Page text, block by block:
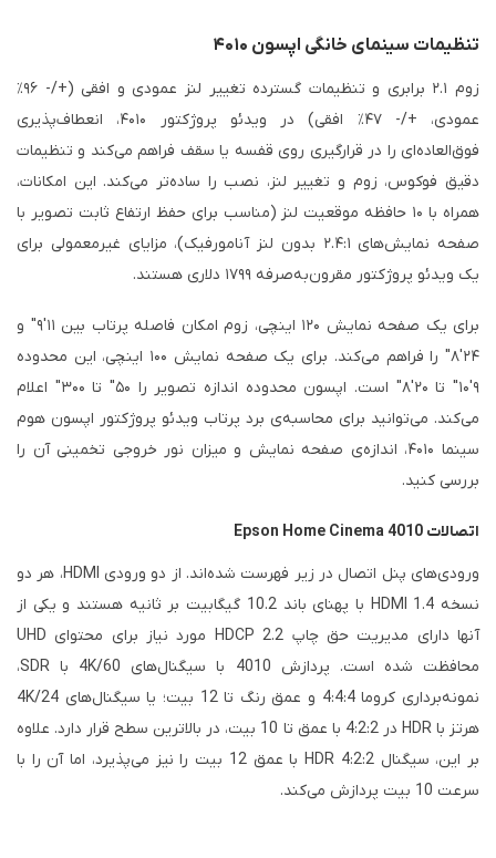
تنظیمات سینمای خانگی اپسون ۴۰۱۰
زوم ۲.۱ برابری و تنظیمات گسترده تغییر لنز عمودی و افقی (+/- ۹۶٪
عمودی، +/- ۴۷٪ افقی) در ویدئو پروژکتور ۴۰۱۰، انعطاف‌پذیری
فوق‌العاده‌ای را در قرارگیری روی قفسه یا سقف فراهم می‌کند و تنظیمات
دقیق فوکوس، زوم و تغییر لنز، نصب را ساده‌تر می‌کند. این امکانات،
همراه با ۱۰ حافظه موقعیت لنز (مناسب برای حفظ ارتفاع ثابت تصویر با
صفحه نمایش‌های ۲.۴:۱ بدون لنز آنامورفیک)، مزایای غیرمعمولی برای
یک ویدئو پروژکتور مقرون‌به‌صرفه ۱۷۹۹ دلاری هستند.
برای یک صفحه نمایش ۱۲۰ اینچی، زوم امکان فاصله پرتاب بین ۱۱'۹" و
۲۴'۸" را فراهم می‌کند. برای یک صفحه نمایش ۱۰۰ اینچی، این محدوده
۹'۱۰" تا ۲۰'۸" است. اپسون محدوده اندازه تصویر را ۵۰" تا ۳۰۰" اعلام
می‌کند. می‌توانید برای محاسبه‌ی برد پرتاب ویدئو پروژکتور اپسون هوم
سینما ۴۰۱۰، اندازه‌ی صفحه نمایش و میزان نور خروجی تخمینی آن را
بررسی کنید.
اتصالات Epson Home Cinema 4010
ورودی‌های پنل اتصال در زیر فهرست شده‌اند. از دو ورودی HDMI، هر دو
نسخه HDMI 1.4 با پهنای باند 10.2 گیگابیت بر ثانیه هستند و یکی از
آنها دارای مدیریت حق چاپ HDCP 2.2 مورد نیاز برای محتوای UHD
محافظت شده است. پردازش 4010 با سیگنال‌های 4K/60 با SDR،
نمونه‌برداری کروما 4:4:4 و عمق رنگ تا 12 بیت؛ یا سیگنال‌های 4K/24
هرتز با HDR در 4:2:2 با عمق تا 10 بیت، در بالاترین سطح قرار دارد. علاوه
بر این، سیگنال HDR 4:2:2 با عمق 12 بیت را نیز می‌پذیرد، اما آن را با
سرعت 10 بیت پردازش می‌کند.